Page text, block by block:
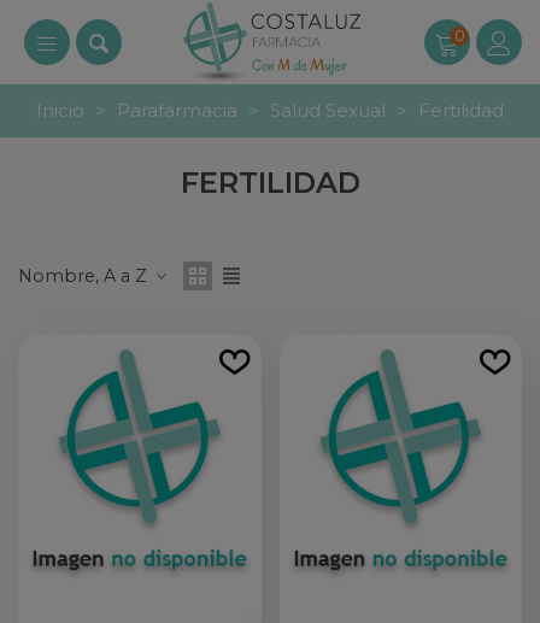
0
Inicio > Parafarmacia > Salud Sexual > Fertilidad
FERTILIDAD
Nombre, A a Z